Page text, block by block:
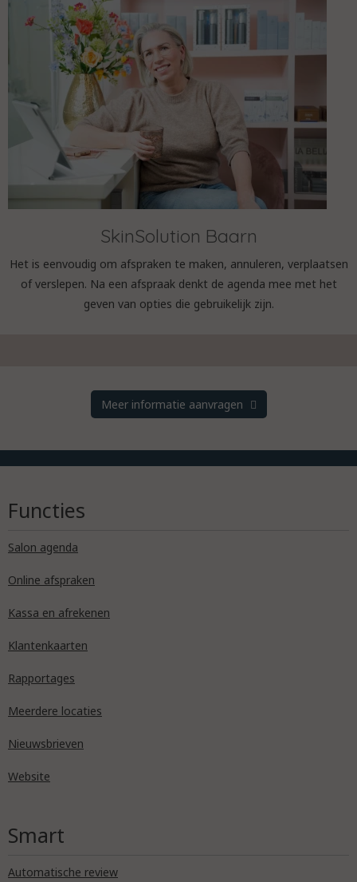
SkinSolution Baarn
Het is eenvoudig om afspraken te maken, annuleren, verplaatsen
of verslepen. Na een afspraak denkt de agenda mee met het
geven van opties die gebruikelijk zijn.
Meer informatie aanvragen
Functies
Salon agenda
Online afspraken
Kassa en afrekenen
Klantenkaarten
Rapportages
Meerdere locaties
Nieuwsbrieven
Website
Smart
Automatische review